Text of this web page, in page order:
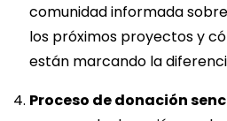
comunidad informada
los próximos proyectos y
están marcando la
Proceso de donación